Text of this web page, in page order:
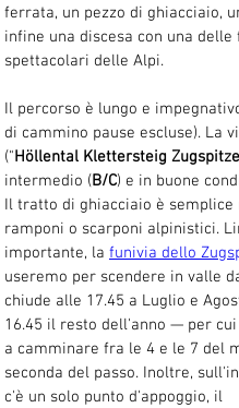
ferrata, un pezzo di ghiacciaio,
infine una discesa con una delle
spettacolari delle Alpi.
Il percorso è lungo e
di cammino pause escluse). La
("Höllental Klettersteig Zugspitze
intermedio (B/C) e in buone
Il tratto di ghiacciaio è semplice
ramponi o scarponi alpinistici.
importante, la funivia dello
useremo per scendere in valle
chiude alle 17.45 a Luglio e
16.45 il resto dell'anno — per
a camminare fra le 4 e le 7 del
seconda del passo. Inoltre,
c'è un solo punto d'appoggio, il